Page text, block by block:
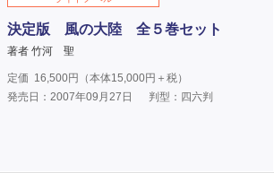
決定版 風の大陸 全５巻セット
著者 竹河 聖
定価 16,500円（本体15,000円＋税）
発売日：2007年09月27日
判型：四六判